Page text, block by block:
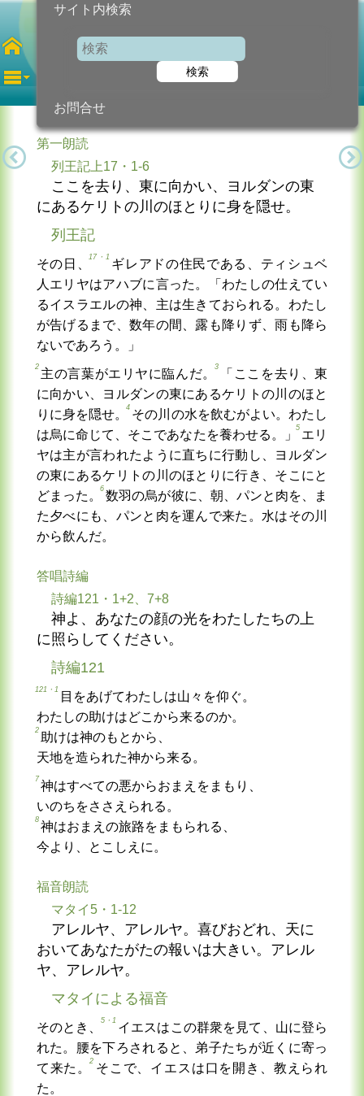
サイト内検索
検索
お問合せ
第10月曜日年間
第一朗読
列王記上17・1-6
ここを去り、東に向かい、ヨルダンの東
にあるケリトの川のほとりに身を隠せ。
列王記
その日、
17・1
ギレアドの住民である、ティシュベ
人エリヤはアハブに言った。「わたしの仕えてい
るイスラエルの神、主は生きておられる。わたし
が告げるまで、数年の間、露も降りず、雨も降ら
ないであろう。」
2
主の言葉がエリヤに臨んだ。
3
「ここを去り、東
に向かい、ヨルダンの東にあるケリトの川のほと
りに身を隠せ。
4
その川の水を飲むがよい。わたし
は烏に命じて、そこであなたを養わせる。」
5
エリ
ヤは主が言われたように直ちに行動し、ヨルダン
の東にあるケリトの川のほとりに行き、そこにと
どまった。
6
数羽の烏が彼に、朝、パンと肉を、ま
た夕べにも、パンと肉を運んで来た。水はその川
から飲んだ。
答唱詩編
詩編121・1+2、7+8
神よ、あなたの顔の光をわたしたちの上
に照らしてください。
詩編121
121・1
目をあげてわたしは山々を仰ぐ。
わたしの助けはどこから来るのか。
2
助けは神のもとから、
天地を造られた神から来る。
7
神はすべての悪からおまえをまもり、
いのちをささえられる。
8
神はおまえの旅路をまもられる、
今より、とこしえに。
福音朗読
マタイ5・1-12
アレルヤ、アレルヤ。喜びおどれ、天に
おいてあなたがたの報いは大きい。アレル
ヤ、アレルヤ。
マタイによる福音
そのとき、
5・1
イエスはこの群衆を見て、山に登ら
れた。腰を下ろされると、弟子たちが近くに寄っ
て来た。
2
そこで、イエスは口を開き、教えられ
た。